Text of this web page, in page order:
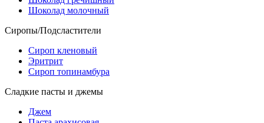
Шоколад молочный
Сиропы/Подсластители
Сироп кленовый
Эритрит
Сироп топинамбура
Сладкие пасты и джемы
Джем